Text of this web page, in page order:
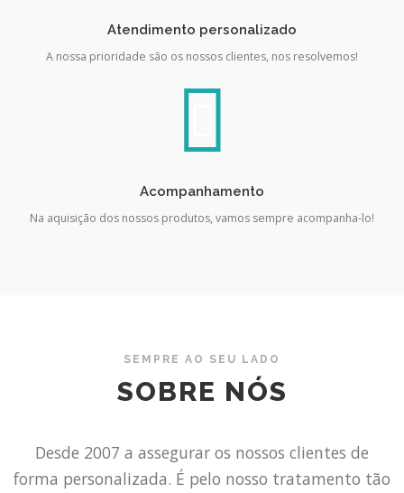
Atendimento personalizado
A nossa prioridade são os nossos clientes, nos resolvemos!
Acompanhamento
Na aquisição dos nossos produtos, vamos sempre acompanha-lo!
SEMPRE AO SEU LADO
SOBRE NÓS
Desde 2007 a assegurar os nossos clientes de
forma personalizada. É pelo nosso tratamento tão